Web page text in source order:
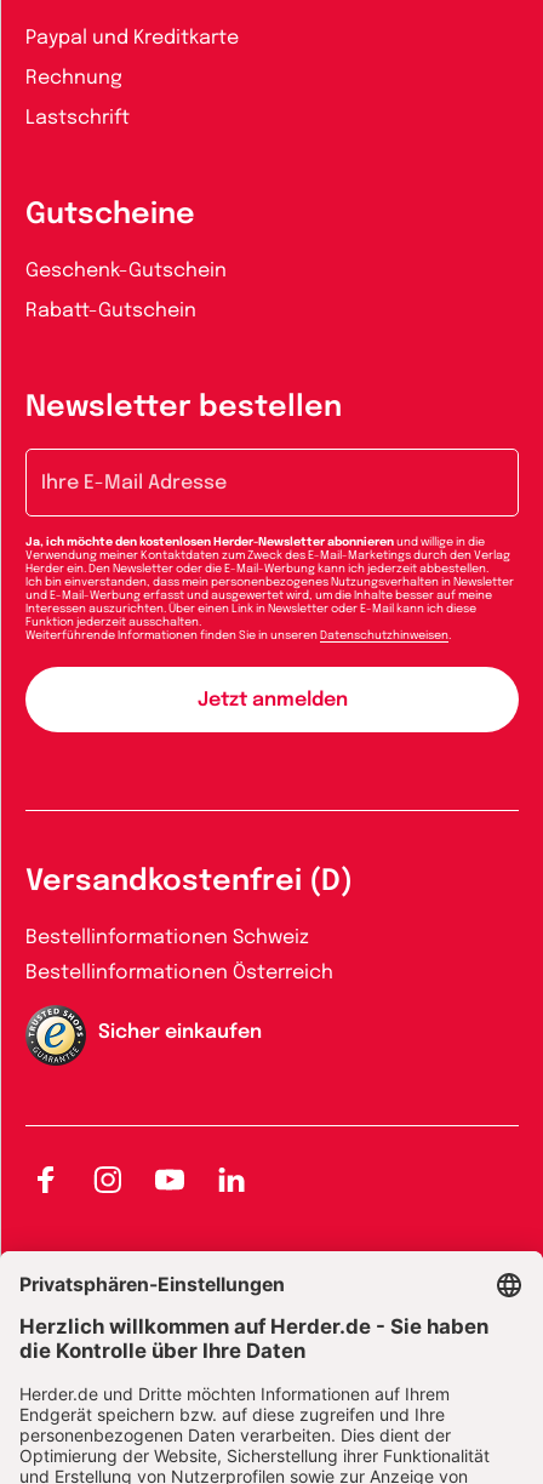
Paypal und Kreditkarte
Rechnung
Lastschrift
Gutscheine
Geschenk-Gutschein
Rabatt-Gutschein
Newsletter bestellen
Ja, ich möchte den kostenlosen Herder-Newsletter abonnieren und willige in die
Verwendung meiner Kontaktdaten zum Zweck des E-Mail-Marketings durch den Verlag
Herder ein. Den Newsletter oder die E-Mail-Werbung kann ich jederzeit abbestellen.
Ich bin einverstanden, dass mein personenbezogenes Nutzungsverhalten in Newsletter
und E-Mail-Werbung erfasst und ausgewertet wird, um die Inhalte besser auf meine
Interessen auszurichten. Über einen Link in Newsletter oder E-Mail kann ich diese
Funktion jederzeit ausschalten.
Weiterführende Informationen finden Sie in unseren Datenschutzhinweisen.
Versandkostenfrei (D)
Bestellinformationen Schweiz
Bestellinformationen Österreich
Sicher einkaufen
FacebookInstagramYouTubeLinkedIn
Widerrufsbelehrung E-Books
Widerrufsbelehrung Zeitschriften Datenschutz
Datenschutz Social Media Barrierefreiheit
Vertrag widerrufen